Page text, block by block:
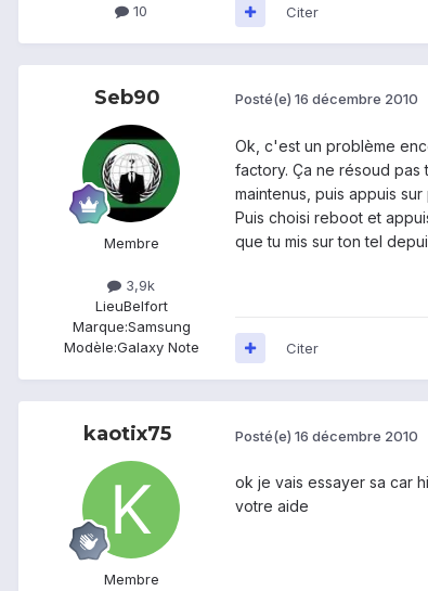
10 Citer
Seb90
Membre
3,9k
LieuBelfort
Marque:Samsung
Modèle:Galaxy Note
Posté(e) 16 décembre 2010
Ok, c'est un problème
factory. Ça ne résoud pas
maintenus, puis appuis
Puis choisi reboot et
que tu mis sur ton tel
Citer
kaotix75
Membre
Posté(e) 16 décembre 2010
ok je vais essayer sa car
votre aide